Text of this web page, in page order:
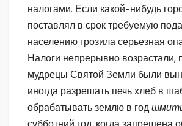
налогами. Если какой-нибудь
поставлял в срок требуемую
населению грозила серьезная
Налоги непрерывно возрастали,
мудрецы Святой Земли были
иногда разрешать печь хлеб в
обрабатывать землю в год